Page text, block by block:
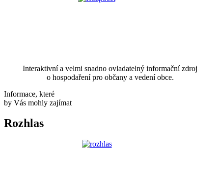
Interaktivní a velmi snadno ovladatelný informační zdroj
o hospodaření pro občany a vedení obce.
Informace, které
by Vás mohly zajímat
Rozhlas